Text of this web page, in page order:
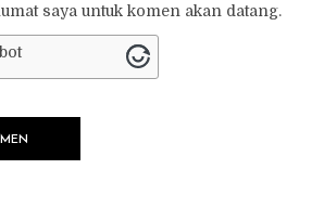
saya untuk komen akan datang.